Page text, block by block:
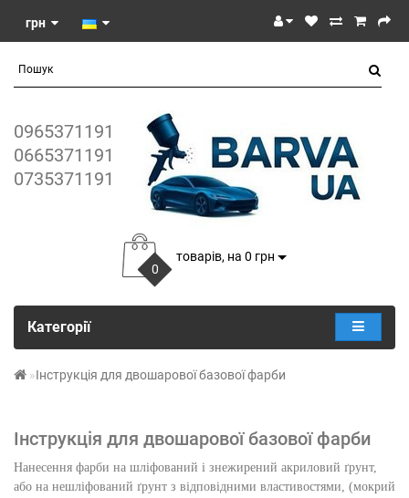
грн
0965371191
0665371191
0735371191
0
товарів, на 0 грн
Категорії
Інструкція для двошарової базової фарби
Інструкція для двошарової базової фарби
Нанесення фарби на шліфований і знежирений акриловий ґрунт,
або на нешліфований ґрунт з відповідними властивостями, (мокрий